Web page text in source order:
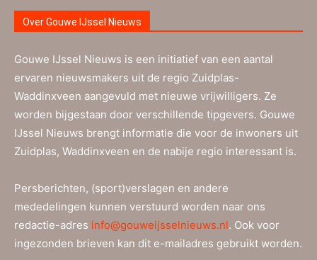
Over Gouwe IJssel Nieuws
Gouwe IJssel Nieuws is een initiatief van een aantal
ervaren nieuwsmakers uit de regio Zuidplas-
Waddinxveen aangevuld met nieuwe vrijwilligers. Ze
worden bijgestaan door verschillende tipgevers. Gouwe
IJssel Nieuws brengt informatie die voor de inwoners uit
Zuidplas, Waddinxveen en de nabije regio interessant is.
Persberichten, (sport)verslagen en andere
mededelingen kunnen verstuurd worden naar ons
redactie-adres info@gouweijsselnieuws.nl. Ook voor
ingezonden brieven kan dit e-mailadres gebruikt worden.